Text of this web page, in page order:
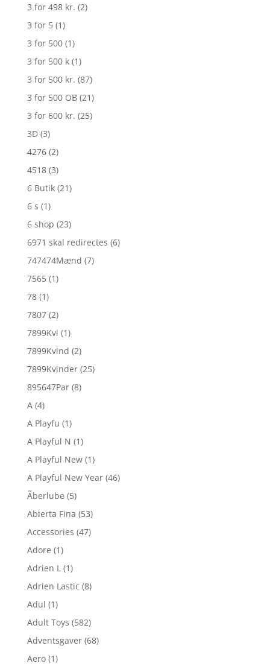
3 for 498 kr. (2)
3 for 5 (1)
3 for 500 (1)
3 for 500 k (1)
3 for 500 kr. (87)
3 for 500 OB (21)
3 for 600 kr. (25)
3D (3)
4276 (2)
4518 (3)
6 Butik (21)
6 s (1)
6 shop (23)
6971 skal redirectes (6)
747474Mænd (7)
7565 (1)
78 (1)
7807 (2)
7899Kvi (1)
7899Kvind (2)
7899Kvinder (25)
895647Par (8)
A (4)
A Playfu (1)
A Playful N (1)
A Playful New (1)
A Playful New Year (46)
Ãberlube (5)
Abierta Fina (53)
Accessories (47)
Adore (1)
Adrien L (1)
Adrien Lastic (8)
Adul (1)
Adult Toys (582)
Adventsgaver (68)
Aero (1)